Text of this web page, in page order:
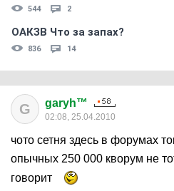
544 2
ОАКЗВ Что за запах?
836 14
G garyh™
02:08, 25.04.2010
чото сетня здесь в форумах
опычных 250 000 кворум не
говорит